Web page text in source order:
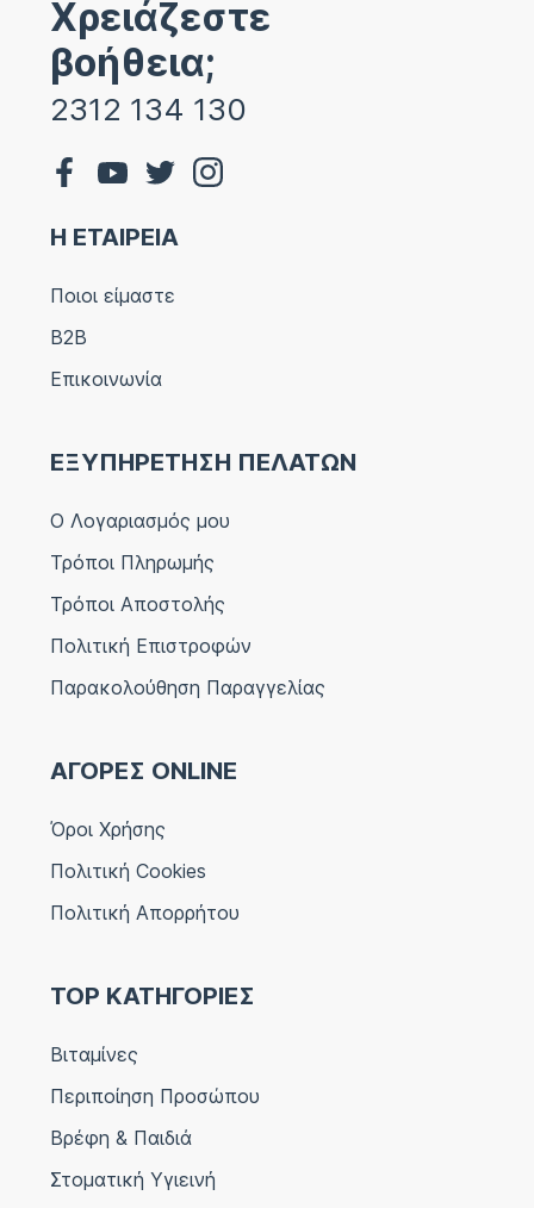
Χρειάζεστε
βοήθεια;
2312 134 130
Η ΕΤΑΙΡΕΙΑ
Ποιοι είμαστε
B2B
Επικοινωνία
ΕΞΥΠΗΡΕΤΗΣΗ ΠΕΛΑΤΩΝ
Ο Λογαριασμός μου
Τρόποι Πληρωμής
Τρόποι Αποστολής
Πολιτική Επιστροφών
Παρακολούθηση Παραγγελίας
ΑΓΟΡΕΣ ONLINE
Όροι Χρήσης
Πολιτική Cookies
Πολιτική Απορρήτου
TOP ΚΑΤΗΓΟΡΙΕΣ
Βιταμίνες
Περιποίηση Προσώπου
Βρέφη & Παιδιά
Στοματική Υγιεινή